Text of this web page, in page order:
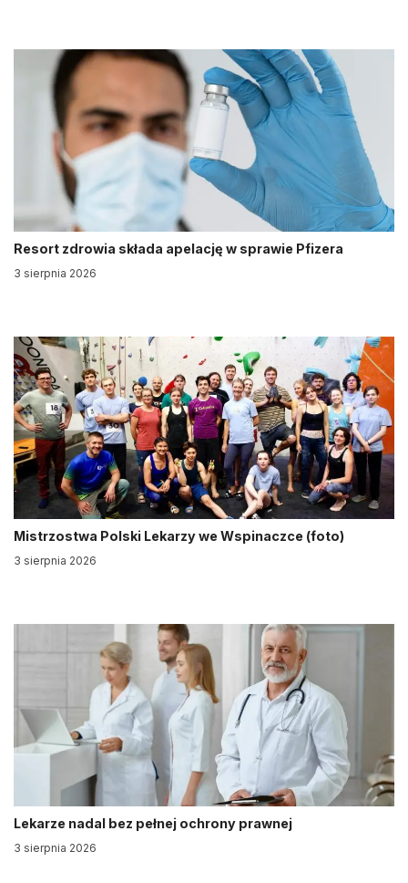
Resort zdrowia składa apelację w sprawie Pfizera
3 sierpnia 2026
Mistrzostwa Polski Lekarzy we Wspinaczce (foto)
3 sierpnia 2026
Lekarze nadal bez pełnej ochrony prawnej
3 sierpnia 2026